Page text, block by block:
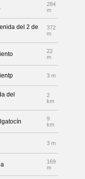
284
m
del 2 de
372
m
22
m
3 m
del
2
km
9
km
3 m
169
m